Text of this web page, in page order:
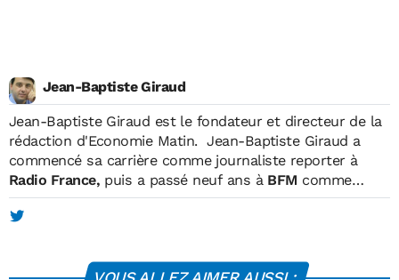
Jean-Baptiste Giraud
Jean-Baptiste Giraud est le fondateur et directeur de la
rédaction d'Economie Matin. Jean-Baptiste Giraud a
commencé sa carrière comme journaliste reporter à
Radio France,puis a passé neuf ans à BFM comme
reporter, matinalier, chroniqueur et intervieweur. En
parallèle, il était également journaliste pour
diffusés en prime-time.En 2004, il fonde Economie